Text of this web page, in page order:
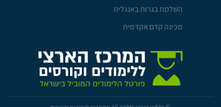
השלמת בגרות באנגלית
מכינה קדם אקדמית